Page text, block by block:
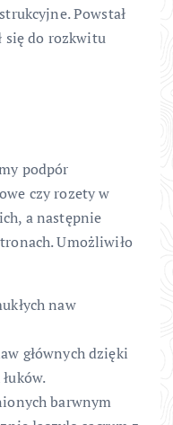
Powstał
się do rozkwitu
podpór
czy rozety w
a następnie
Umożliwiło
naw
głównych dzięki
barwnym